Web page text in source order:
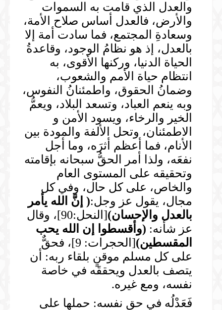
والعدل الذي قامت به السموات
والأرض، فالعدل أساس صلاح الأمة،
وسعادةِ المجتمع، فما سادت أمة إلا
بالعدل، إذ هو نظامُ الوجود، وقاعدةُ
الحياة الدنيا، وركنها الأقوى، به
انتظام حياة الأمم والشعوب،
وضمانُ الحقوق، واطمئنانُ النفوس،
وبه ينعم العباد، وتسعد البلاد، ويعمُّ
الخير والرخاء، ويسود الأمن و
الاطمئنان، وتحل الألفة والمودة بين
الأنام، فما أعظم أثرَه، وما أجل
نفعَه، ولذا أمر الحقُّ سبحانه بإقامته
وتحقيقه على المستوى العام
والخاص، على كل حال، وفي كل
مجال، يقول عز وجل:( إنَّ الله يأمر
بالعدل والإحسان)
[النحل:90]، وقال
عز شأنه: (وأقسطوا إن الله يحب
المقسطين)
[الحجرات: 9]، فحقٌّ
على كل مسلم موقنٍ بلقاء ربه: أن
يتصف بالعدل ويحققَه في خاصة
نفسه، ومع غيره.
فَعَدْلُه في حق نفسه: حملها على